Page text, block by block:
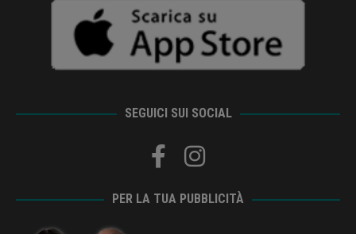
SEGUICI SUI SOCIAL
PER LA TUA PUBBLICITÀ